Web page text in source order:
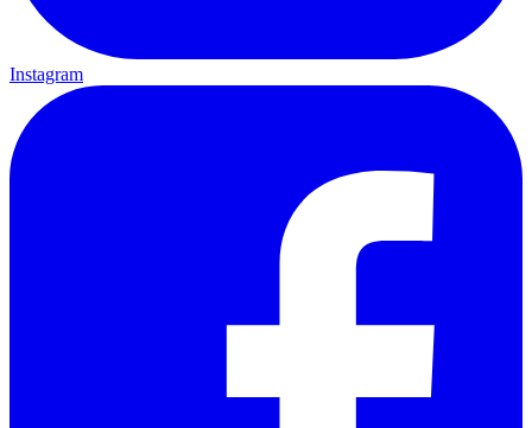
Instagram